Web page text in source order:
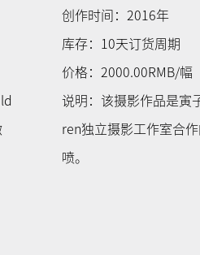
创作时间：2016年
库存：10天订货周期
价格：2000.00RMB/幅
说明：该摄影作品是寅
ren独立摄影工作室合
喷。